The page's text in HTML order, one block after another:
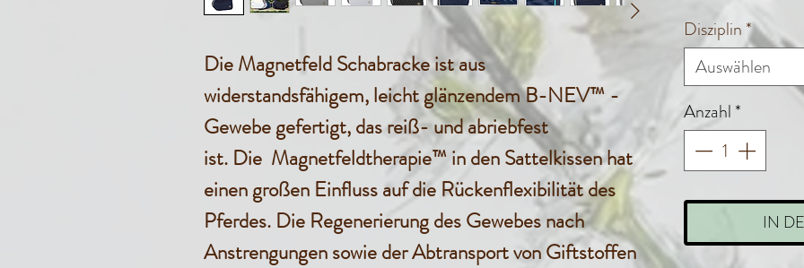
Die Magnetfeld Schabracke ist aus
widerstandsfähigem, leicht glänzendem B-NEV™ -
Gewebe gefertigt, das reiß- und abriebfest
ist. Die Magnetfeldtherapie™ in den Sattelkissen hat
einen großen Einfluss auf die Rückenflexibilität des
Pferdes. Die Regenerierung des Gewebes nach
Anstrengungen sowie der Abtransport von Giftstoffen
Disziplin *
Auswählen
Anzahl *
IN